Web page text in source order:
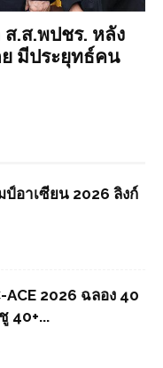
.ส.พปชร. หลัง
มีประยุทธ์คน
อาเซียน 2026 ลิงก์
ACE 2026 ฉลอง 40
40+...